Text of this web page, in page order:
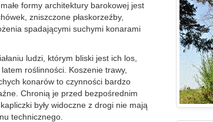
formy architektury barokowej jest
zniszczone płaskorzeźby,
spadającymi suchymi konarami
ludzi, którym bliski jest ich los,
roślinności. Koszenie trawy,
konarów to czynności bardzo
Chronią je przed bezpośrednim
były widoczne z drogi nie mają
technicznego.